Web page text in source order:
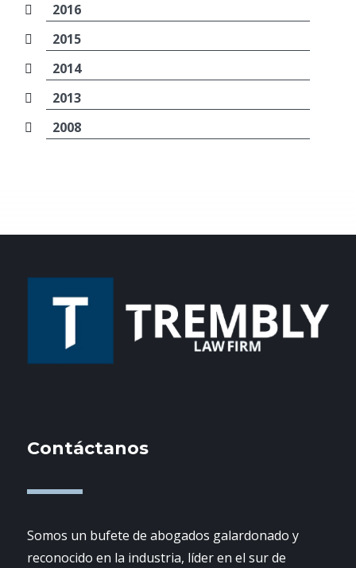
2016
2015
2014
2013
2008
Contáctanos
Somos un bufete de abogados galardonado y
reconocido en la industria, líder en el sur de